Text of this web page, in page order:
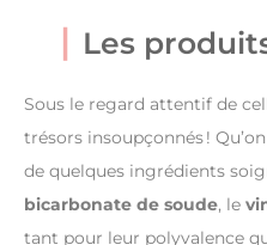
Les
Sous le regard attentif de
trésors insoupçonnés !
de quelques ingrédients
bicarbonate de soude, le
tant pour leur polyvalence